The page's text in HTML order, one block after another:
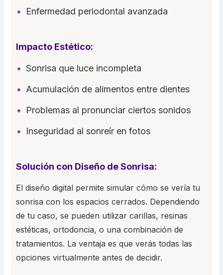
Enfermedad periodontal avanzada
Impacto Estético:
Sonrisa que luce incompleta
Acumulación de alimentos entre dientes
Problemas al pronunciar ciertos sonidos
Inseguridad al sonreír en fotos
Solución con Diseño de Sonrisa:
El diseño digital permite simular cómo se vería tu
sonrisa con los espacios cerrados. Dependiendo
de tu caso, se pueden utilizar carillas, resinas
estéticas, ortodoncia, o una combinación de
tratamientos. La ventaja es que verás todas las
opciones virtualmente antes de decidir.